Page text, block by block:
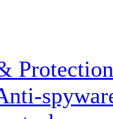
Protection